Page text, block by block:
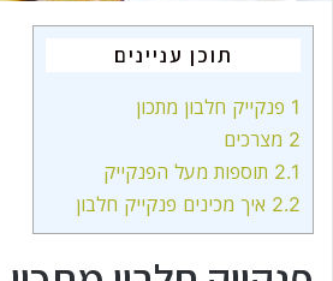
תוכן עניינים
1 פנקייק חלבון מתכון
2 מצרכים
2.1 תוספות מעל הפנקייק
2.2 איך מכינים פנקייק חלבון